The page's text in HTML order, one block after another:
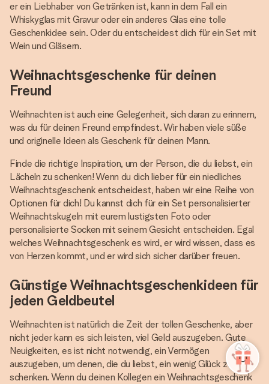
er ein Liebhaber von Getränken ist, kann in dem Fall ein
Whiskyglas mit Gravur oder ein anderes Glas eine tolle
Geschenkidee sein. Oder du entscheidest dich für ein Set mit
Wein und Gläsern.
Weihnachtsgeschenke für deinen
Freund
Weihnachten ist auch eine Gelegenheit, sich daran zu erinnern,
was du für deinen Freund empfindest. Wir haben viele süße
und originelle Ideen als Geschenk für deinen Mann.
Finde die richtige Inspiration, um der Person, die du liebst, ein
Lächeln zu schenken! Wenn du dich lieber für ein niedliches
Weihnachtsgeschenk entscheidest, haben wir eine Reihe von
Optionen für dich! Du kannst dich für ein Set personalisierter
Weihnachtskugeln mit eurem lustigsten Foto oder
personalisierte Socken mit seinem Gesicht entscheiden. Egal
welches Weihnachtsgeschenk es wird, er wird wissen, dass es
von Herzen kommt, und er wird sich sicher darüber freuen.
Günstige Weihnachtsgeschenkideen für
jeden Geldbeutel
Weihnachten ist natürlich die Zeit der tollen Geschenke, aber
nicht jeder kann es sich leisten, viel Geld auszugeben. Gute
Neuigkeiten, es ist nicht notwendig, ein Vermögen
auszugeben, um denen, die du liebst, ein wenig Glück zu
schenken. Wenn du deinen Kollegen ein Weihnachtsgeschenk